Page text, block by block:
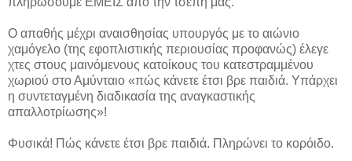
Ο απαθής μέχρι αναισθησίας υπουργός με το αιώνιο
χαμόγελο (της εφοπλιστικής περιουσίας προφανώς) έλεγε
χτες στους μαινόμενους κατοίκους του κατεστραμμένου
χωριού στο Αμύνταιο «πώς κάνετε έτσι βρε παιδιά. Υπάρχει
η συντεταγμένη διαδικασία της αναγκαστικής
απαλλοτρίωσης»!
Φυσικά! Πώς κάνετε έτσι βρε παιδιά. Πληρώνει το κορόιδο.